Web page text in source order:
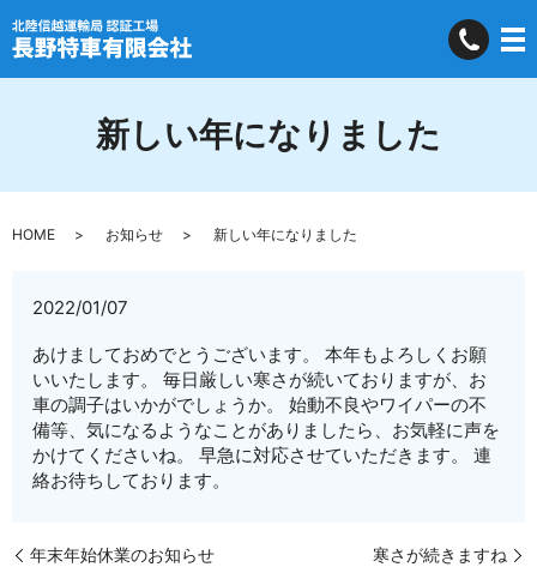
新しい年になりました
HOME お知らせ 新しい年になりました
2022/01/07
あけましておめでとうございます。 本年もよろしくお願
いいたします。 毎日厳しい寒さが続いておりますが、お
車の調子はいかがでしょうか。 始動不良やワイパーの不
備等、気になるようなことがありましたら、お気軽に声を
かけてくださいね。 早急に対応させていただきます。 連
絡お待ちしております。
年末年始休業のお知らせ 寒さが続きますね